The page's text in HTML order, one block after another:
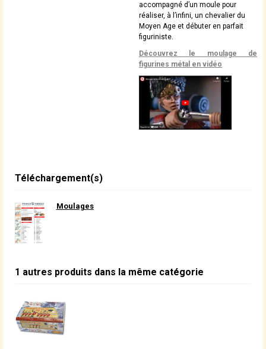
accompagné d’un moule pour
réaliser, à l’infini, un chevalier du
Moyen Age et débuter en parfait
figuriniste.
Découvrez le moulage de
figurines métal en vidéo
Téléchargement(s)
Moulages
1 autres produits dans la même catégorie